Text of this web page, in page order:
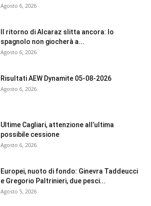
Agosto 6, 2026
Il ritorno di Alcaraz slitta ancora: lo
spagnolo non giocherà a...
Agosto 6, 2026
Risultati AEW Dynamite 05-08-2026
Agosto 6, 2026
Ultime Cagliari, attenzione all’ultima
possibile cessione
Agosto 6, 2026
Europei, nuoto di fondo: Ginevra Taddeucci
e Gregorio Paltrinieri, due pesci...
Agosto 5, 2026